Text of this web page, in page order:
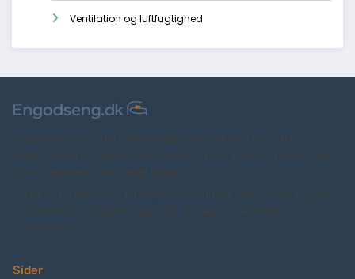
Ventilation og luftfugtighed
Sider